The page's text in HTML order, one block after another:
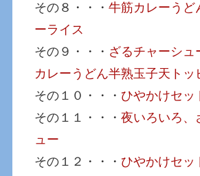
その８・・・牛筋カレーうど
ーライス
その９・・・ ざるチャーシュ
カレーうどん半熟玉子天トッ
その１０・・・ひやかけセッ
その１１・・・夜いろいろ、
ュー
その１２・・・ひやかけセッ